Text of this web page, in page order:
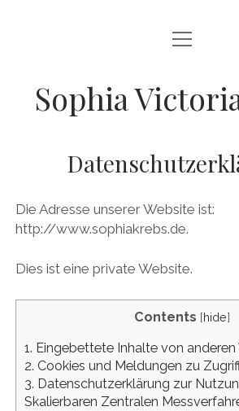
HOME
PUBLIKATIONEN
BIOGRAPHIKA
NETZWERK JUNGE
Menü
öffnen
Sophia
Die Adresse unserer Website ist:
http://www.sophiakrebs.de.
Dies ist eine private Website.
Contents [hide]
1. Eingebettete Inhalte von anderen
2. Cookies und Meldungen zu
3. Datenschutzerklärung zur
Skalierbaren Zentralen